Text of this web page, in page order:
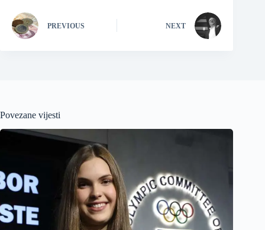
PREVIOUS NEXT
Povezane vijesti